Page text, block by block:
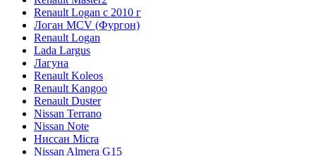
Renault Logan c 2010 г
Логан МСV (Фургон)
Renault Logan
Lada Largus
Лагуна
Renault Koleos
Renault Kangoo
Renault Duster
Nissan Terrano
Nissan Note
Ниссан Micra
Nissan Almera G15